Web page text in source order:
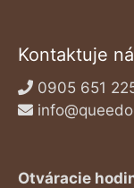
Kontaktuje
0905 651
Otváracie